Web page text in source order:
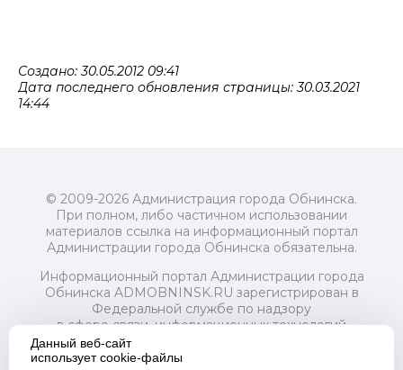
Создано: 30.05.2012 09:41
Дата последнего обновления страницы: 30.03.2021
14:44
© 2009-2026 Администрация города Обнинска.
При полном, либо частичном использовании
материалов ссылка на информационный портал
Администрации города Обнинска обязательна.
Информационный портал Администрации города
Обнинска ADMOBNINSK.RU зарегистрирован в
Федеральной службе по надзору
в сфере связи, информационных технологий
и массовых коммуникаций (Роскомнадзор) 24 июля
2018 года.
Данный веб-сайт
использует cookie-файлы